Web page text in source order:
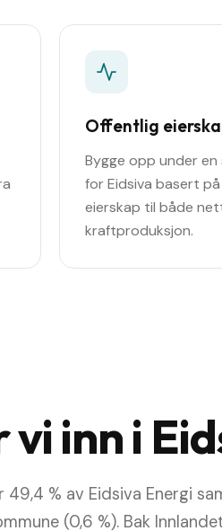
Offentlig
Bygge opp under
for Eidsiva basert
eierskap til både
kraftproduksjon.
vi inn i
% av Eidsiva Energi
(0,6 %). Bak